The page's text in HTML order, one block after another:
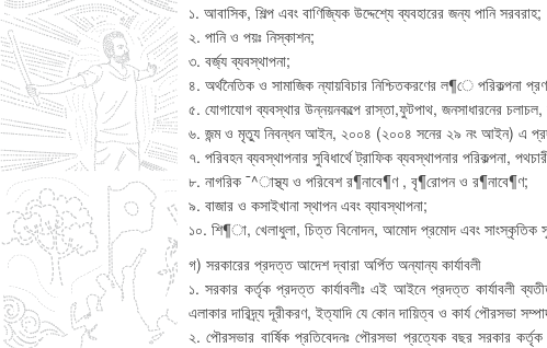
১. আবাসিক, শিল্প এবং বাণিজ্যিক উদ্দেশ্যে ব্যবহারের জন্য পানি সরবরাহ;
২. পানি ও পয়ঃ নিস্কাশন;
৩. বর্জ্য ব্যবস্থাপনা;
৪. অর্থনৈতিক ও সামাজিক ন্যায়বিচার নিশ্চিতকরণের ল¶ে পরিকল্পনা
৫. যোগাযোগ ব্যবস্থার উন্নয়নকল্পে রাস্তা,ফুটপাথ, জনসাধারনের চলাচল,
৬. জন্ম ও মৃত্যু নিবন্ধন আইন, ২০০৪ (২০০৪ সনের ২৯ নং আইন) এ
৭. পরিবহন ব্যবস্থাপনার সুবিধার্থে ট্রাফিক ব্যবস্থাপনার পরিকল্পনা,
৮. নাগরিক ¯^াস্থ্য ও পরিবেশ র¶নাবে¶ণ , বৃ¶রোপন ও র¶নাবে¶ণ;
৯. বাজার ও কসাইখানা স্থাপন এবং ব্যাবস্থাপনা;
১০. শি¶া, খেলাধুলা, চিত্ত বিনোদন, আমোদ প্রমোদ এবং সাংস্কৃতিক
গ) সরকারের প্রদত্ত আদেশ দ্বারা অর্পিত অন্যান্য কার্যাবলী
১. সরকার কর্তৃক প্রদত্ত কার্যাবলীঃ এই আইনে প্রদত্ত কার্যাবলী
এলাকার দারিদ্র্য দূরীকরণ, ইত্যাদি যে কোন দায়িত্ব ও কার্য পৌরসভা
২. পৌরসভার বার্ষিক প্রতিবেদনঃ পৌরসভা প্রত্যেক বছর সরকার